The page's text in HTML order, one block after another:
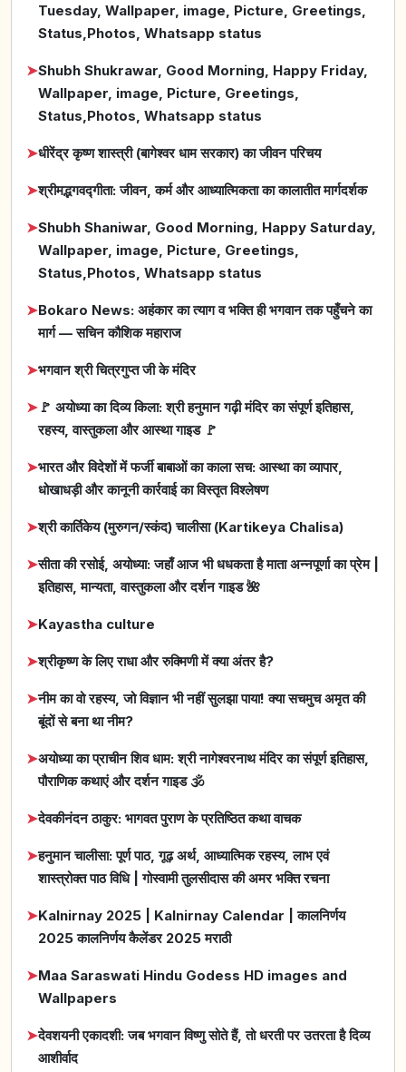
Tuesday, Wallpaper, image, Picture, Greetings,
Status,Photos, Whatsapp status
➤Shubh Shukrawar, Good Morning, Happy Friday,
Wallpaper, image, Picture, Greetings,
Status,Photos, Whatsapp status
➤धीरेंद्र कृष्ण शास्त्री (बागेश्वर धाम सरकार) का जीवन परिचय
➤श्रीमद्भगवद्गीता: जीवन, कर्म और आध्यात्मिकता का कालातीत मार्गदर्शक
➤Shubh Shaniwar, Good Morning, Happy Saturday,
Wallpaper, image, Picture, Greetings,
Status,Photos, Whatsapp status
➤Bokaro News: अहंकार का त्याग व भक्ति ही भगवान तक पहुँचने का
मार्ग — सचिन कौशिक महाराज
➤भगवान श्री चित्रगुप्त जी के मंदिर
➤🚩 अयोध्या का दिव्य किला: श्री हनुमान गढ़ी मंदिर का संपूर्ण इतिहास,
रहस्य, वास्तुकला और आस्था गाइड 🚩
➤भारत और विदेशों में फर्जी बाबाओं का काला सच: आस्था का व्यापार,
धोखाधड़ी और कानूनी कार्रवाई का विस्तृत विश्लेषण
➤श्री कार्तिकेय (मुरुगन/स्कंद) चालीसा (Kartikeya Chalisa)
➤सीता की रसोई, अयोध्या: जहाँ आज भी धधकता है माता अन्नपूर्णा का प्रेम |
इतिहास, मान्यता, वास्तुकला और दर्शन गाइड 🌺
➤Kayastha culture
➤श्रीकृष्ण के लिए राधा और रुक्मिणी में क्या अंतर है?
➤नीम का वो रहस्य, जो विज्ञान भी नहीं सुलझा पाया! क्या सचमुच अमृत की
बूंदों से बना था नीम?
➤अयोध्या का प्राचीन शिव धाम: श्री नागेश्वरनाथ मंदिर का संपूर्ण इतिहास,
पौराणिक कथाएं और दर्शन गाइड 🕉️
➤देवकीनंदन ठाकुर: भागवत पुराण के प्रतिष्ठित कथा वाचक
➤हनुमान चालीसा: पूर्ण पाठ, गूढ़ अर्थ, आध्यात्मिक रहस्य, लाभ एवं
शास्त्रोक्त पाठ विधि | गोस्वामी तुलसीदास की अमर भक्ति रचना
➤Kalnirnay 2025 | Kalnirnay Calendar | कालनिर्णय
2025 कालनिर्णय कैलेंडर 2025 मराठी
➤Maa Saraswati Hindu Godess HD images and
Wallpapers
➤देवशयनी एकादशी: जब भगवान विष्णु सोते हैं, तो धरती पर उतरता है दिव्य
आशीर्वाद